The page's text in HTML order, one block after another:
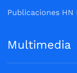
Publicaciones HN
Multimedia